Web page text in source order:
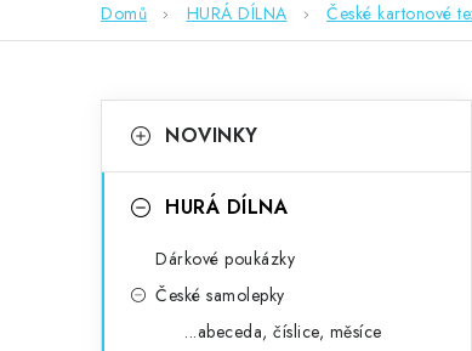
Domů HURÁ DÍLNA České kartonové
okategorie
a
NOVINKY
HURÁ DÍLNA
Dárkové poukázky
České samolepky
...abeceda, číslice, měsíce